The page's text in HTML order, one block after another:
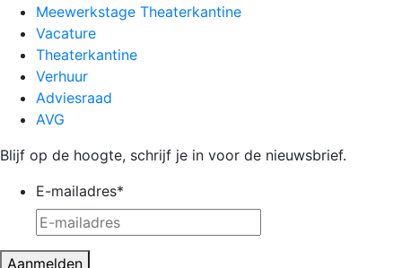
Meewerkstage Theaterkantine
Vacature
Theaterkantine
Verhuur
Adviesraad
AVG
Blijf op de hoogte, schrijf je in voor de nieuwsbrief.
E-mailadres*
Aanmelden